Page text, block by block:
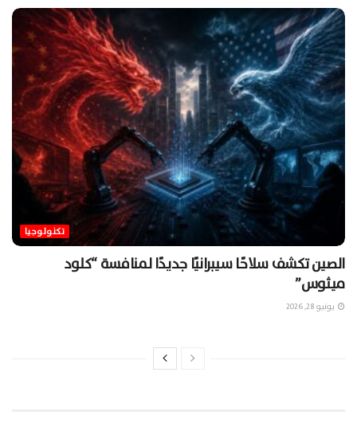
تكنولوجيا
الصين تكشف سلاحًا سيبرانيًا جديدًا لمنافسة “كلود
ميثوس”
يونيو 28, 2026